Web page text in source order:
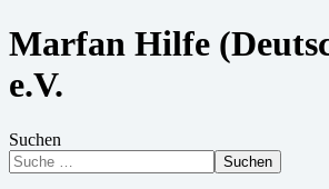
Marfan Hilfe
e.V.
Suchen
Suchen